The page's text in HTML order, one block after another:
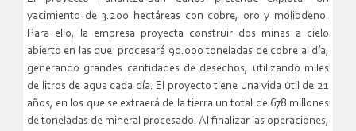
yacimiento de 3.200 hectáreas con cobre, oro y molibdeno.
Para ello, la empresa proyecta construir dos minas a cielo
abierto en las que procesará 90.000 toneladas de cobre al día,
generando grandes cantidades de desechos, utilizando miles
de litros de agua cada día. El proyecto tiene una vida útil de 21
años, en los que se extraerá de la tierra un total de 678 millones
de toneladas de mineral procesado. Al finalizar las operaciones,